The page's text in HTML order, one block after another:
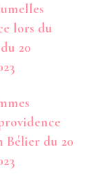
lors du
20
Bélier du 20